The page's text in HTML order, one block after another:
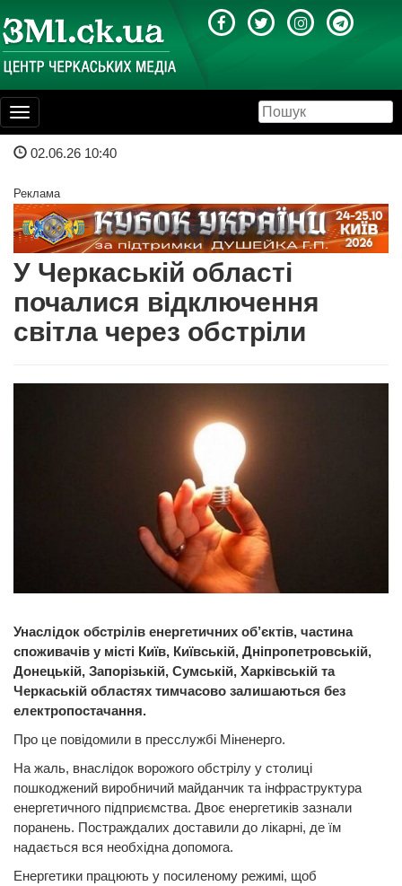
Toggle
navigation
02.06.26 10:40
Реклама
У Черкаській області
почалися відключення
світла через обстріли
Унаслідок обстрілів енергетичних об’єктів, частина
споживачів у місті Київ, Київській, Дніпропетровській,
Донецькій, Запорізькій, Сумській, Харківській та
Черкаській областях тимчасово залишаються без
електропостачання.
Про це повідомили в пресслужбі Міненерго.
На жаль, внаслідок ворожого обстрілу у столиці
пошкоджений виробничий майданчик та інфраструктура
енергетичного підприємства. Двоє енергетиків зазнали
поранень. Постраждалих доставили до лікарні, де їм
надається вся необхідна допомога.
Енергетики працюють у посиленому режимі, щоб